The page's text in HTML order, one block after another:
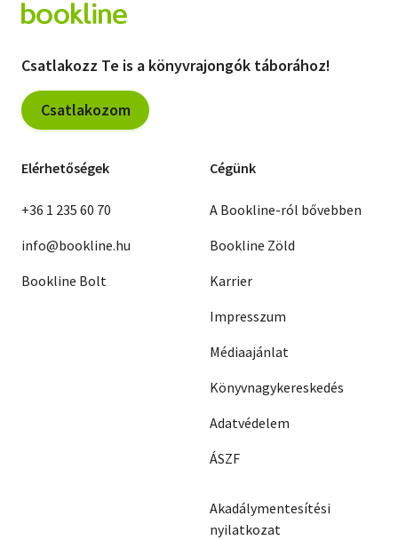
Csatlakozz Te is a könyvrajongók táborához!
Csatlakozom
Elérhetőségek
+36 1 235 60 70
info@bookline.hu
Bookline Bolt
Cégünk
A Bookline-ról bővebben
Bookline Zöld
Karrier
Impresszum
Médiaajánlat
Könyvnagykereskedés
Adatvédelem
ÁSZF
Akadálymentesítési
nyilatkozat